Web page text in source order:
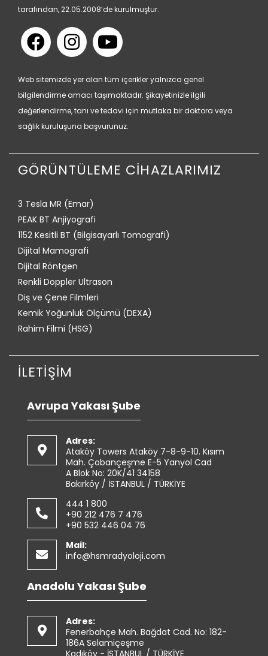
tarafından, 22.05.2008’de kurulmuştur.
Web sitemizde yer alan tüm içerikler yalnızca genel
bilgilendirme amacı taşımaktadır. Şikayetinizle ilgili
değerlendirme, tanı ve tedavi için mutlaka bir doktora veya
sağlık kuruluşuna başvurunuz.
GÖRÜNTÜLEME CİHAZLARIMIZ
3 Tesla MR (Emar)
PEAK BT Anjiyografi
1152 Kesitli BT (Bilgisayarlı Tomografi)
Dijital Mamografi
Dijital Röntgen
Renkli Doppler Ultrason
Diş ve Çene Filmleri
Kemik Yoğunluk Ölçümü (DEXA)
Rahim Filmi (HSG)
İLETİŞİM
Avrupa Yakası Şube
Adres:
Ataköy Towers Ataköy 7-8-9-10. Kısım
Mah. Çobançeşme E-5 Yanyol Cad
A Blok No: 20K/41 34158
Bakırköy / İSTANBUL / TÜRKİYE
444 1 800
+90 212 476 7 476
+90 532 446 04 76
Mail:
info@hsmradyoloji.com
Anadolu Yakası Şube
Adres:
Fenerbahçe Mah. Bağdat Cad. No: 182-
186A Selamiçeşme
Kadıköy - İSTANBUL / TÜRKİYE